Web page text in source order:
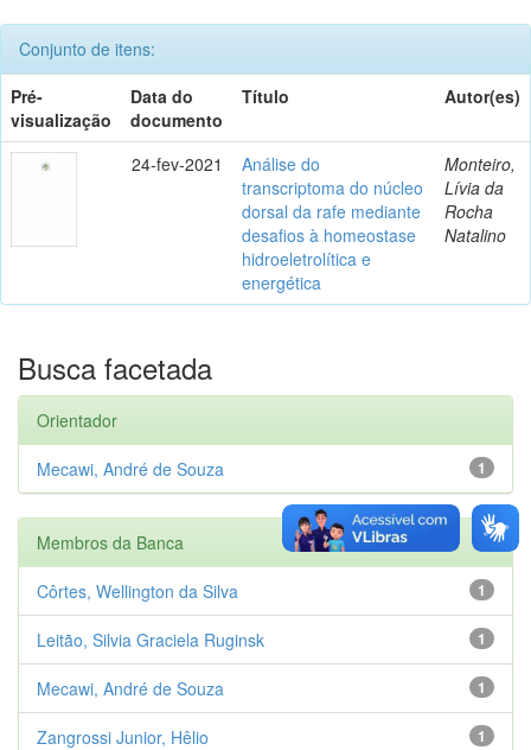
Conjunto de itens:
Pré-
visualização
Data do
documento
Título Autor(es)
24-fev-2021
Análise do
transcriptoma do núcleo
dorsal da rafe mediante
desafios à homeostase
hidroeletrolítica e
energética
Monteiro,
Lívia da
Rocha
Natalino
Busca facetada
Orientador
1
Mecawi, André de Souza
Membros da Banca
1
Côrtes, Wellington da Silva
1
Leitão, Silvia Graciela Ruginsk
1
Mecawi, André de Souza
1
Zangrossi Junior, Hêlio